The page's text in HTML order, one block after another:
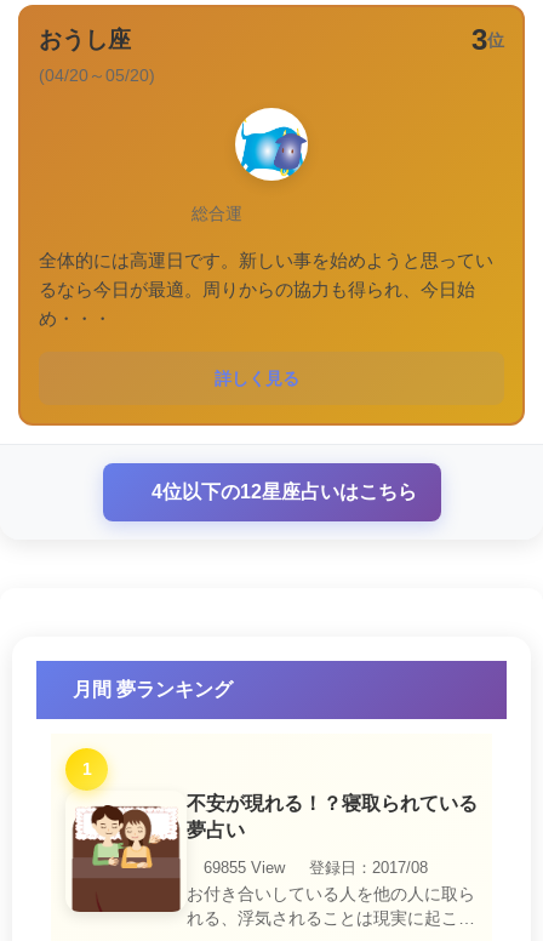
3位
おうし座
(04/20～05/20)
総合運
全体的には高運日です。新しい事を始めようと思ってい
るなら今日が最適。周りからの協力も得られ、今日始
め・・・
詳しく見る
4位以下の12星座占いはこちら
月間 夢ランキング
1
不安が現れる！？寝取られている
夢占い
69855 View
登録日：2017/08
お付き合いしている人を他の人に取ら
れる、浮気されることは現実に起こる